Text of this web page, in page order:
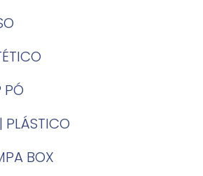
PÓ
| PLÁSTICO
BOX